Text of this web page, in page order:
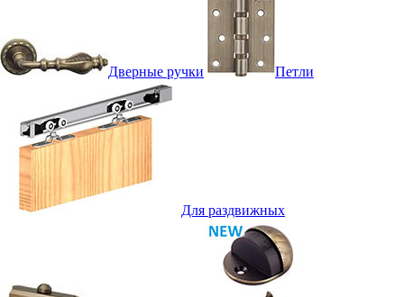
Дверные ручки Петли
Для раздвижных